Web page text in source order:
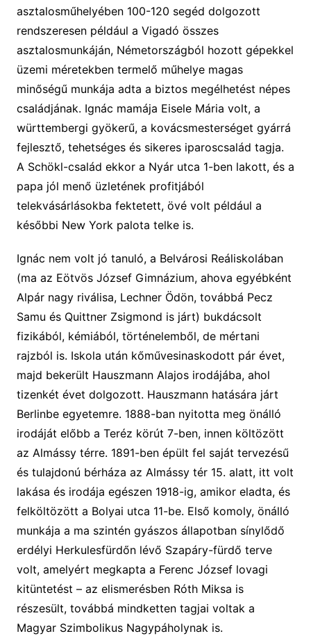
asztalosműhelyében 100-120 segéd dolgozott
rendszeresen például a Vigadó összes
asztalosmunkáján, Németországból hozott gépekkel
üzemi méretekben termelő műhelye magas
minőségű munkája adta a biztos megélhetést népes
családjának. Ignác mamája Eisele Mária volt, a
württembergi gyökerű, a kovácsmesterséget gyárrá
fejlesztő, tehetséges és sikeres iparoscsalád tagja.
A Schökl-család ekkor a Nyár utca 1-ben lakott, és a
papa jól menő üzletének profitjából
telekvásárlásokba fektetett, övé volt például a
későbbi New York palota telke is.
Ignác nem volt jó tanuló, a Belvárosi Reáliskolában
(ma az Eötvös József Gimnázium, ahova egyébként
Alpár nagy riválisa, Lechner Ödön, továbbá Pecz
Samu és Quittner Zsigmond is járt) bukdácsolt
fizikából, kémiából, történelemből, de mértani
rajzból is. Iskola után kőművesinaskodott pár évet,
majd bekerült Hauszmann Alajos irodájába, ahol
tizenkét évet dolgozott. Hauszmann hatására járt
Berlinbe egyetemre. 1888-ban nyitotta meg önálló
irodáját előbb a Teréz körút 7-ben, innen költözött
az Almássy térre. 1891-ben épült fel saját tervezésű
és tulajdonú bérháza az Almássy tér 15. alatt, itt volt
lakása és irodája egészen 1918-ig, amikor eladta, és
felköltözött a Bolyai utca 11-be. Első komoly, önálló
munkája a ma szintén gyászos állapotban sínylődő
erdélyi Herkulesfürdőn lévő Szapáry-fürdő terve
volt, amelyért megkapta a Ferenc József lovagi
kitüntetést – az elismerésben Róth Miksa is
részesült, továbbá mindketten tagjai voltak a
Magyar Szimbolikus Nagypáholynak is.